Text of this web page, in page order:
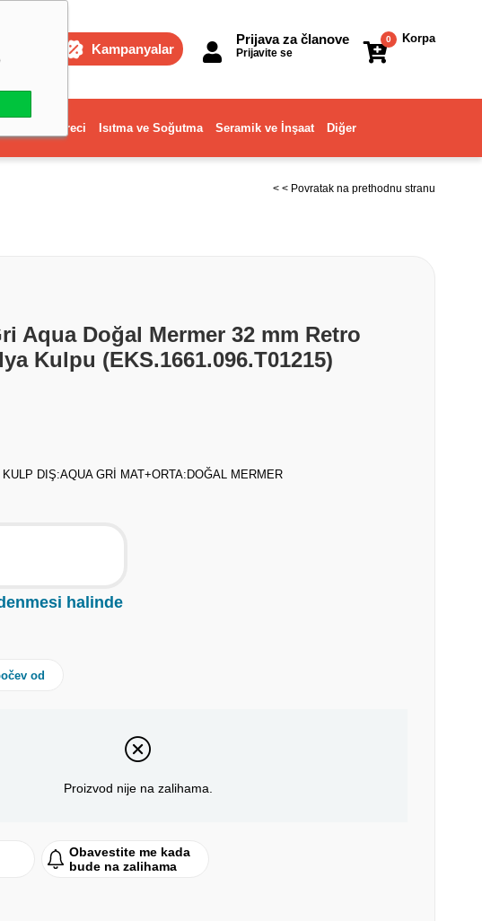
Kampanyalar
Korpa
0
Prijava za članove
Prijavite se
ve Ev Gereci Isıtma ve Soğutma Seramik ve İnşaat Diğer
< < Povratak na prethodnu stranu
Aqua Doğal Mermer 32 mm Retro
Kulpu (EKS.1661.096.T01215)
DIŞ:AQUA GRİ MAT+ORTA:DOĞAL MERMER
halinde
od
Proizvod nije na zalihama.
Obavestite me kada
bude na zalihama